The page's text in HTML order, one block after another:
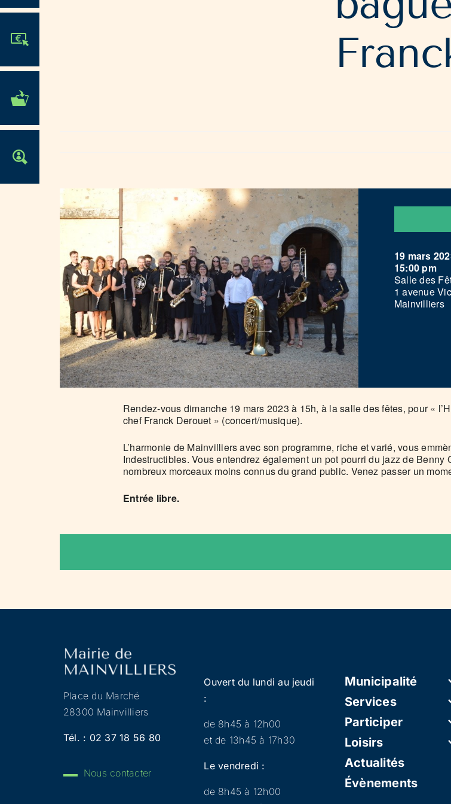
19 mars
15:00 pm
Salle des
1 avenue
Mainvilliers
Rendez-vous dimanche 19 mars 2023 à 15h, à la salle des fêtes, pour «
chef Franck Derouet » (concert/musique).
L’harmonie de Mainvilliers avec son programme, riche et varié, vous
Indestructibles. Vous entendrez également un pot pourri du jazz de Benny
nombreux morceaux moins connus du grand public. Venez passer un
Entrée libre.
Place du Marché
28300 Mainvilliers
Tél. : 02 37 18 56 80
Nous contacter
Ouvert du lundi au jeudi
:
de 8h45 à 12h00
et de 13h45 à 17h30
Le vendredi :
de 8h45 à 12h00
Municipalité
Services
Participer
Loisirs
Actualités
Évènements